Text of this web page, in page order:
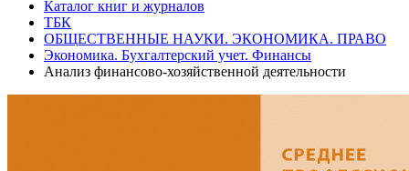
Каталог книг и журналов
ТБК
ОБЩЕСТВЕННЫЕ НАУКИ. ЭКОНОМИКА. ПРАВО
Экономика. Бухгалтерский учет. Финансы
Анализ финансово-хозяйственной деятельности